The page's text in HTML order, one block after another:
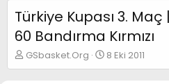
Türkiye Kupası 3.
60 Bandırma Kırmızı
K
o
GSbasket.Org
B
a
8 Eki 2011